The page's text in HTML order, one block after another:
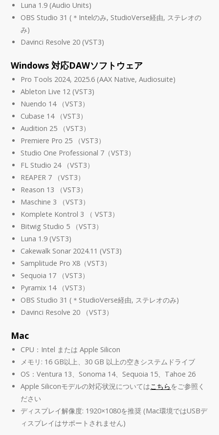
Luna 1.9 (Audio Units)
OBS Studio 31 (＊Intelのみ, StudioVerse経由, ステレオの
み)
Davinci Resolve 20 (VST3)
Windows 対応DAWソフトウェア
Pro Tools 2024, 2025.6 (AAX Native, Audiosuite)
Ableton Live 12 (VST3)
Nuendo 14 （VST3）
Cubase 14 （VST3）
Audition 25 （VST3）
Premiere Pro 25 （VST3）
Studio One Professional 7（VST3）
FL Studio 24 （VST3）
REAPER 7 （VST3）
Reason 13 （VST3）
Maschine 3 （VST3）
Komplete Kontrol 3 （ VST3）
Bitwig Studio 5 （VST3）
Luna 1.9 (VST3)
Cakewalk Sonar 2024.11 (VST3)
Samplitude Pro X8（VST3）
Sequoia 17 （VST3）
Pyramix 14 （VST3）
OBS Studio 31 (＊StudioVerse経由, ステレオのみ)
Davinci Resolve 20 （VST3）
Mac
CPU：Intel または Apple Silicon
メモリ: 16 GB以上、30 GB 以上の空きシステムドライブ
OS：Ventura 13、Sonoma 14、Sequoia 15、Tahoe 26
Apple Siliconモデルの対応状況についてはこちらをご参照く
ださい
ディスプレイ解像度: 1920×1080を推奨 (Mac環境ではUSBデ
ィスプレイはサポートされません)